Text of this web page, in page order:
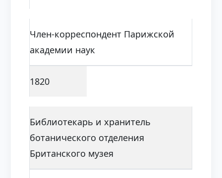
Член-корреспондент Парижской
академии наук
1820
Библиотекарь и хранитель
ботанического отделения
Британского музея